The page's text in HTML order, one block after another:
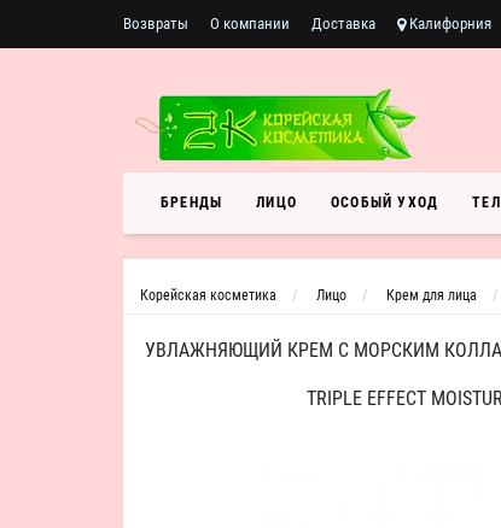
Возвраты О компании Доставка Калифорния
БРЕНДЫ ЛИЦО ОСОБЫЙ УХОД
Корейская косметика Лицо Крем для лица
УВЛАЖНЯЮЩИЙ КРЕМ С МОРСКИМ
TRIPLE EFFECT